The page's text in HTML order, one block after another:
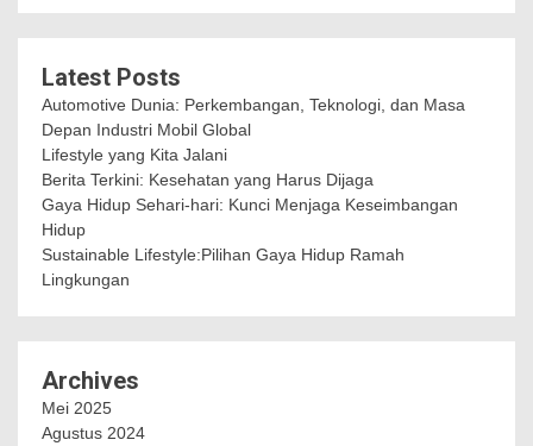
Latest Posts
Automotive Dunia: Perkembangan, Teknologi, dan Masa
Depan Industri Mobil Global
Lifestyle yang Kita Jalani
Berita Terkini: Kesehatan yang Harus Dijaga
Gaya Hidup Sehari-hari: Kunci Menjaga Keseimbangan
Hidup
Sustainable Lifestyle:Pilihan Gaya Hidup Ramah
Lingkungan
Archives
Mei 2025
Agustus 2024